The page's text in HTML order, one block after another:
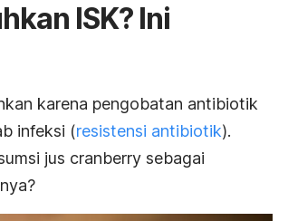
ISK? Ini
karena pengobatan antibiotik
infeksi (resistensi antibiotik).
jus cranberry sebagai